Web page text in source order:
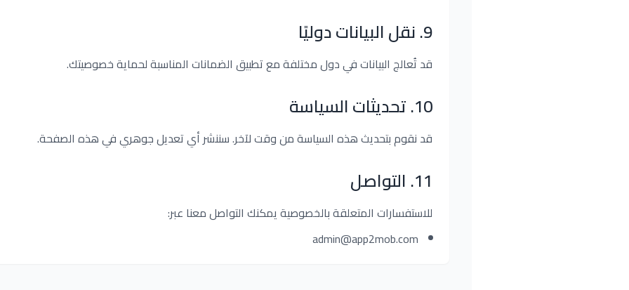
9
.نقل البيانات دوليًا
قد تُعالج البيانات في دول مختلفة مع تطبيق الضمانات المناسبة لحماية خصوصيتك.
10
.تحديثات السياسة
قد نقوم بتحديث هذه السياسة من وقت لآخر. سننشر أي تعديل جوهري في هذه الصفحة.
11
. التواصل
للاستفسارات المتعلقة بالخصوصية يمكنك التواصل معنا عبر:
admin@app2mob.com